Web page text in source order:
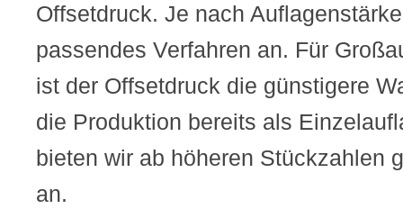
Offsetdruck. Je nach
passendes Verfahren an. Für
ist der Offsetdruck die günstigere
die Produktion bereits als
bieten wir ab höheren Stückzahlen
an.